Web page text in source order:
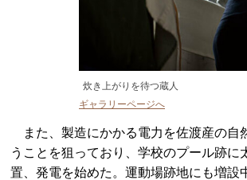
炊き上がりを待つ蔵人
ギャラリーページへ
また、製造にかかる電力を佐渡産の自
うことを狙っており、学校のプール跡に
置、発電を始めた。運動場跡地にも増設